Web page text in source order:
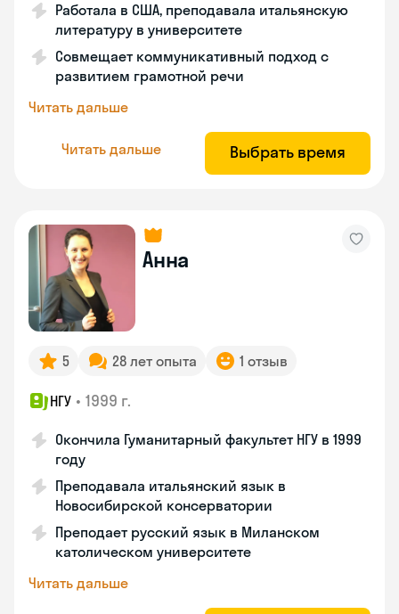
Работала в США, преподавала итальянскую
литературу в университете
Совмещает коммуникативный подход с
развитием грамотной речи
Читать дальше
Читать дальше Выбрать время
Анна
5 28 лет опыта 1 отзыв
НГУ • 1999 г.
Окончила Гуманитарный факультет НГУ в 1999
году
Преподавала итальянский язык в
Новосибирской консерватории
Преподает русский язык в Миланском
католическом университете
Читать дальше